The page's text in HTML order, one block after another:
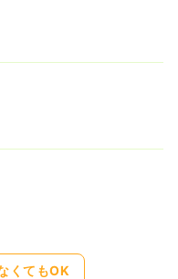
くてもOK